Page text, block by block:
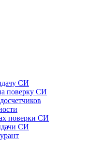
СИ
поверку СИ
поверки СИ
СИ